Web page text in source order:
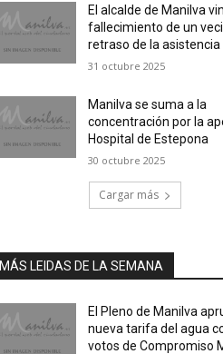
El alcalde de Manilva
fallecimiento de un
retraso de la
31 octubre 2025
Manilva se suma a la
concentración por la
Hospital de Estepona
30 octubre 2025
Cargar más
MÁS LEIDAS DE LA SEMANA
El Pleno de Manilva
nueva tarifa del agua
votos de Compromiso